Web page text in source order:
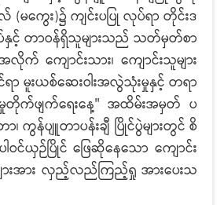
ကွေး)၌ ကျင်းပပြု လုပ်ရာ တိုင်းဒ
နှင့် တာဝန်ရှိသူများသည် သတ်မှတ်စာ
လိုက် ကျောင်းသား၊ ကျောင်းသူများ
မူးယစ်ဆေးဝါးအလွဲသုံးမှုနှင့် တရာ
တိုက်ဖျက်ရေးနေ့" အထိမ်းအမှတ် ပ
ာ၊ ကွန်ပျူတာပန်းချီ ပြိုင်ပွဲများတွင် စိ
ဝင်ယှဉ်ပြိုင် ဖြေဆိုနေသော ကျောင်း
ျားအား လှည့်လည်ကြည့်ရှု အားပေးသ